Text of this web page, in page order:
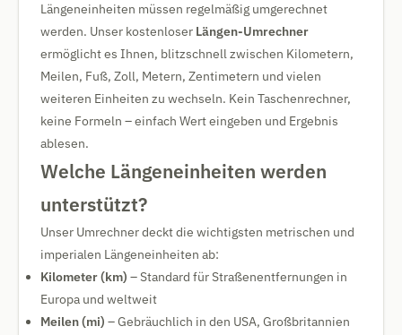
Längeneinheiten müssen regelmäßig umgerechnet
werden. Unser kostenloser Längen-Umrechner
ermöglicht es Ihnen, blitzschnell zwischen Kilometern,
Meilen, Fuß, Zoll, Metern, Zentimetern und vielen
weiteren Einheiten zu wechseln. Kein Taschenrechner,
keine Formeln – einfach Wert eingeben und Ergebnis
ablesen.
Welche Längeneinheiten werden
unterstützt?
Unser Umrechner deckt die wichtigsten metrischen und
imperialen Längeneinheiten ab:
Kilometer (km) – Standard für Straßenentfernungen in
Europa und weltweit
Meilen (mi) – Gebräuchlich in den USA, Großbritannien